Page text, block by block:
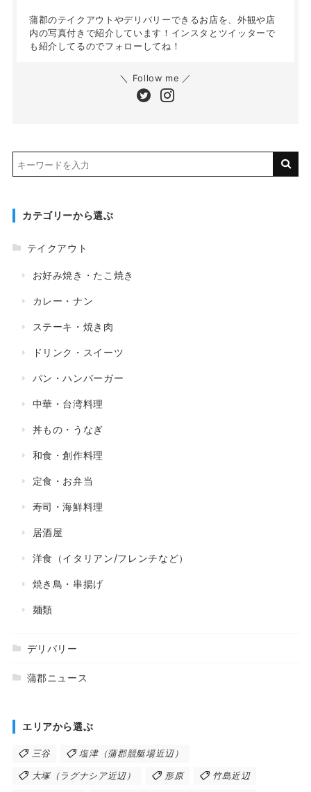
蒲郡のテイクアウトやデリバリーできるお店を、外観や店
内の写真付きで紹介しています！インスタとツイッターで
も紹介してるのでフォローしてね！
＼ Follow me ／
カテゴリーから選ぶ
テイクアウト
お好み焼き・たこ焼き
カレー・ナン
ステーキ・焼き肉
ドリンク・スイーツ
パン・ハンバーガー
中華・台湾料理
丼もの・うなぎ
和食・創作料理
定食・お弁当
寿司・海鮮料理
居酒屋
洋食（イタリアン/フレンチなど）
焼き鳥・串揚げ
麺類
デリバリー
蒲郡ニュース
エリアから選ぶ
三谷 塩津（蒲郡競艇場近辺）
大塚（ラグナシア近辺） 形原 竹島近辺